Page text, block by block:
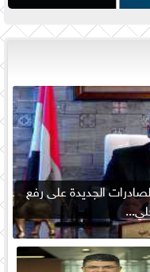
الجديدة على رفع